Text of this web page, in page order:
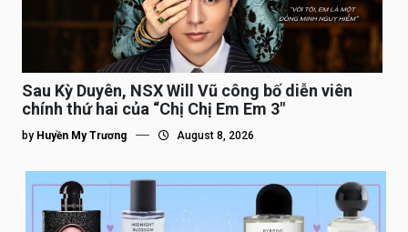
Sau Kỳ Duyên, NSX Will Vũ công bố diễn viên
chính thứ hai của “Chị Chị Em Em 3″
by Huyền My Trương August 8, 2026